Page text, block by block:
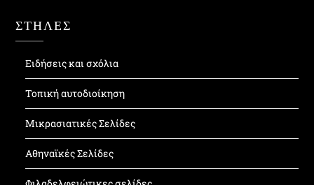
ΣΤΗΛΕΣ
Ειδήσεις και σχόλια
Τοπική αυτοδιοίκηση
Μικρασιατικές Σελίδες
Αθηναϊκές Σελίδες